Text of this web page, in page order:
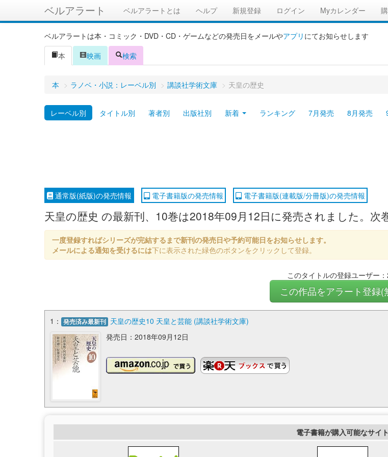
ベルアラート ベルアラートとは ヘルプ 新規登録 ログイン Myカレンダー
ベルアラートは本・コミック・DVD・CD・ゲームなどの発売日をメールやアプリ にてお知らせします
本
映画 検索
本 > ラノベ・小説：レーベル別 > 講談社学術文庫 > 天皇の歴史
レーベル別 タイトル別 著者別 出版社別 新着 ランキング 7月発売 8月発売
通常版(紙版)の発売情報 電子書籍版の発売情報 電子書籍版(連載版/分冊版)の発売情報
天皇の歴史 の最新刊、10巻は2018年09月12日に発売されました。次
一度登録すればシリーズが完結するまで新刊の発売日や予約可能日をお知らせします。
メールによる通知を受けるには下に表示された緑色のボタンをクリックして登録。
このタイトルの登録ユーザー：
この作品をアラート登録(
1： 発売済み最新刊 天皇の歴史10 天皇と芸能 (講談社学術文庫)
発売日：2018年09月12日
電子書籍が購入可能なサイト